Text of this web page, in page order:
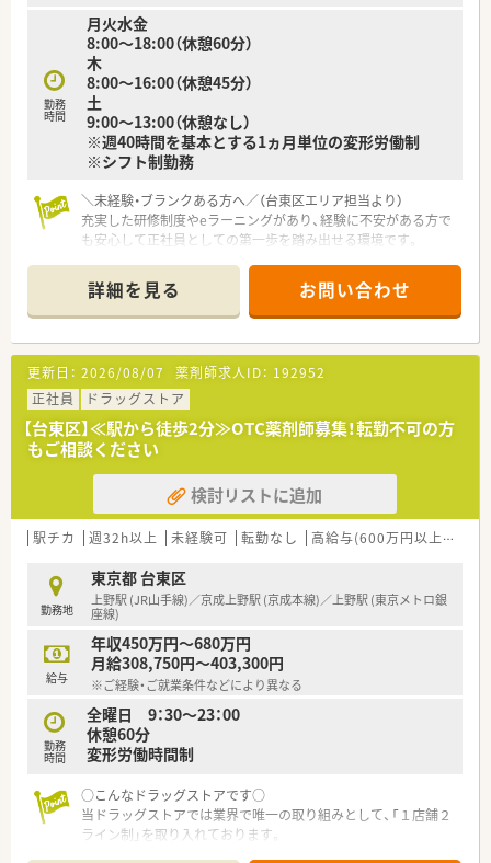
勤務
時間
月火水金
8:00～18:00（休憩60分）
木
8:00～16:00（休憩45分）
土
9:00～13:00（休憩なし）
※週40時間を基本とする1ヵ月単位の変形労働制
※シフト制勤務
＼未経験・ブランクある方へ／（台東区エリア担当より）
充実した研修制度やeラーニングがあり、経験に不安がある方で
も安心して正社員としての第一歩を踏み出せる環境です。
【店舗情報と応需状況について】
■最寄り駅の東京メトロ日比谷線「三ノ輪駅」から徒歩3分とい
う駅チカの好立地にあります。
■医療ビル内に位置しており、内科や小児科、皮膚科、眼科など
多科目を幅広く応需しています。
■1日の処方箋枚数は210枚で、常時8名から9名の薬剤師体制で
対応します。
【募集背景と求める人物像について】
■今後の更なるサービス拡充を目的とした増員募集のため、新し
い仲間を積極採用中です。
■様々な処方箋に触れながら、薬剤師として着実にスキルアップ
したいという意欲的な方を求めています。
取り組める方を歓迎いたします。
【想定されるキャリアイメージ】
■在宅医療や漢方など、専門性を高める薬剤師スペシャリストと
しての道が用意されています。
■現場経験を積んだ後、将来的には管理薬剤師やエリアマネージ
ャーを目指すことも可能です。
■認定薬剤師の取得支援制度が充実しており、多くの方が専門性
を高め活躍されています。
■これまでのご経験やスキルに応じて、420万円から580万円の
年収が想定されます。
■毎年1回の定期昇給に加えて、年2回の賞与が支給され、安定し
詳細を見る お問い合わせ
更新日： 2026/08/07 薬剤師求人ID： 192952
正社員
ドラッグストア
【台東区】≪駅から徒歩2分≫OTC薬剤師募集！転勤不可の方
もご相談ください
検討リストに追加
駅チカ 週32h以上 未経験可 転勤なし 高給与(600万円以上)
勤務地
東京都 台東区
上野駅 (JR山手線)／京成上野駅 (京成本線)／上野駅 (東京メトロ銀
座線)
給与
年収450万円～680万円
月給308,750円～403,300円
※ご経験・ご就業条件などにより異なる
勤務
時間
全曜日 9：30～23：00
休憩60分
変形労働時間制
○こんなドラッグストアです○
当ドラッグストアでは業界で唯一の取り組みとして、「１店舗２
ライン制」を取り入れております。